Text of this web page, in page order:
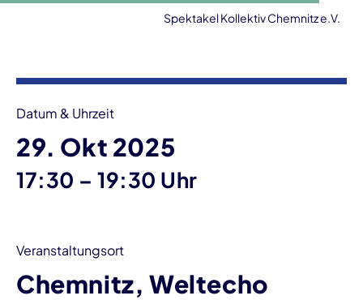
Spektakel Kollektiv Chemnitz e.V.
Datum & Uhrzeit
29. Okt 2025
17:30 – bis
19:30 Uhr
Veranstaltungsort
Chemnitz, Weltecho